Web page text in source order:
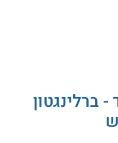
של הלומדים כדי
לעולמם.
ללימוד שפה, בהם
ברלינגטון